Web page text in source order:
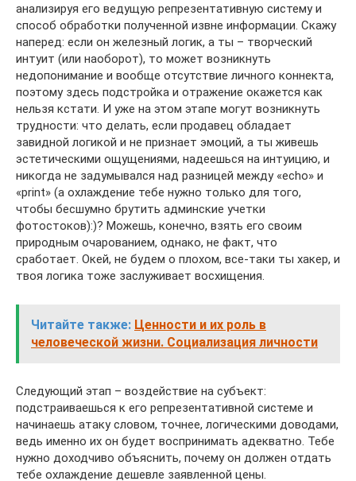
анализируя его ведущую репрезентативную систему и
способ обработки полученной извне информации. Скажу
наперед: если он железный логик, а ты – творческий
интуит (или наоборот), то может возникнуть
недопонимание и вообще отсутствие личного коннекта,
поэтому здесь подстройка и отражение окажется как
нельзя кстати. И уже на этом этапе могут возникнуть
трудности: что делать, если продавец обладает
завидной логикой и не признает эмоций, а ты живешь
эстетическими ощущениями, надеешься на интуицию, и
никогда не задумывался над разницей между «echo» и
«print» (а охлаждение тебе нужно только для того,
чтобы бесшумно брутить админские учетки
фотостоков):)? Можешь, конечно, взять его своим
природным очарованием, однако, не факт, что
сработает. Окей, не будем о плохом, все-таки ты хакер, и
твоя логика тоже заслуживает восхищения.
Читайте также: Ценности и их роль в
человеческой жизни. Социализация личности
Следующий этап – воздействие на субъект:
подстраиваешься к его репрезентативной системе и
начинаешь атаку словом, точнее, логическими доводами,
ведь именно их он будет воспринимать адекватно. Тебе
нужно доходчиво объяснить, почему он должен отдать
тебе охлаждение дешевле заявленной цены.